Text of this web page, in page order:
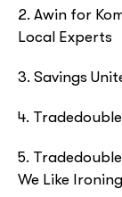
2. Awin for
Local Experts
3. Savings
4.
5.
We Like Ironing